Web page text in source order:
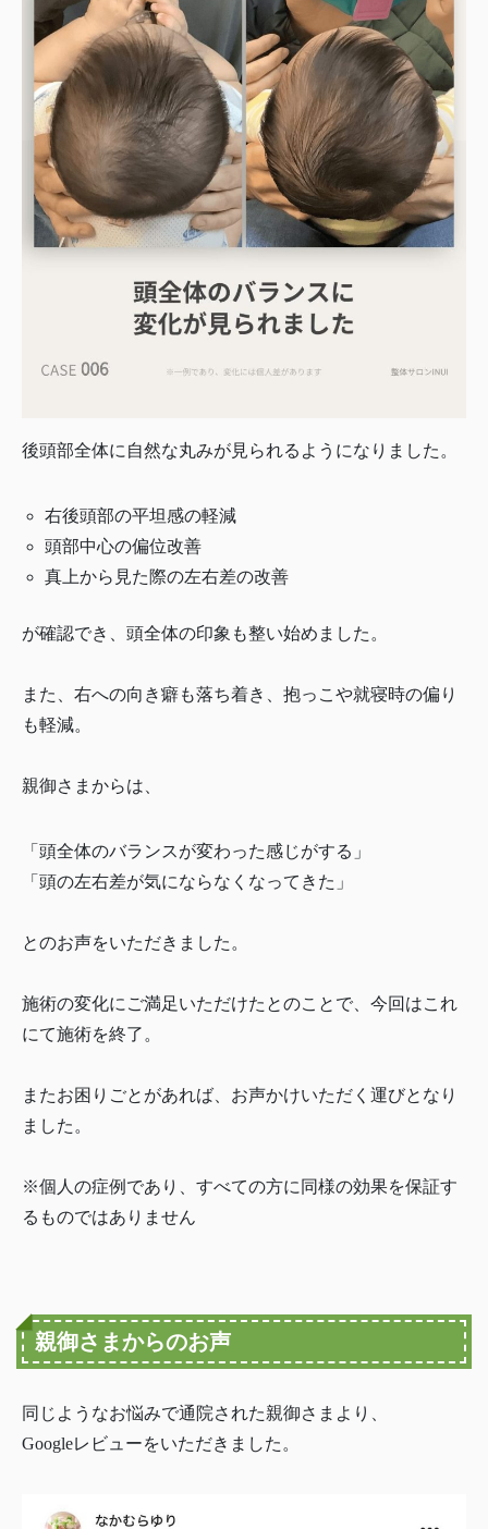
後頭部全体に自然な丸みが見られるようになりました。
右後頭部の平坦感の軽減
頭部中心の偏位改善
真上から見た際の左右差の改善
が確認でき、頭全体の印象も整い始めました。
また、右への向き癖も落ち着き、抱っこや就寝時の偏り
も軽減。
親御さまからは、
「頭全体のバランスが変わった感じがする」
「頭の左右差が気にならなくなってきた」
とのお声をいただきました。
施術の変化にご満足いただけたとのことで、今回はこれ
にて施術を終了。
またお困りごとがあれば、お声かけいただく運びとなり
ました。
※個人の症例であり、すべての方に同様の効果を保証す
るものではありません
親御さまからのお声
同じようなお悩みで通院された親御さまより、
Googleレビューをいただきました。